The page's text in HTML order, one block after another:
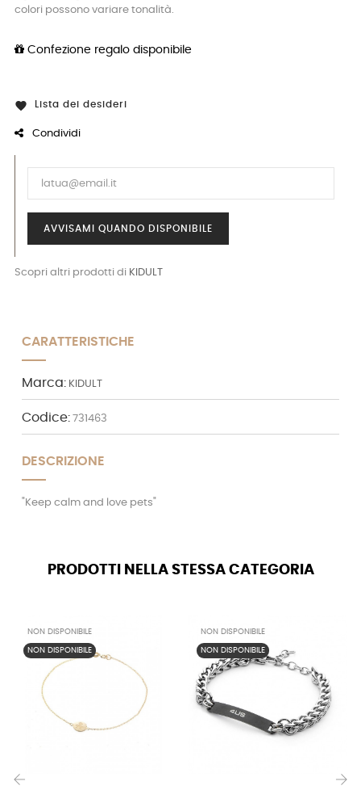
colori possono variare tonalità.
Confezione regalo disponibile
 Lista dei desideri
Condividi
AVVISAMI QUANDO DISPONIBILE
Scopri altri prodotti di KIDULT
CARATTERISTICHE
Marca: KIDULT
Codice: 731463
DESCRIZIONE
"Keep calm and love pets"
PRODOTTI NELLA STESSA CATEGORIA
NON DISPONIBILE
NON DISPONIBILE
NON DISPONIBILE
NON DISPONIBILE